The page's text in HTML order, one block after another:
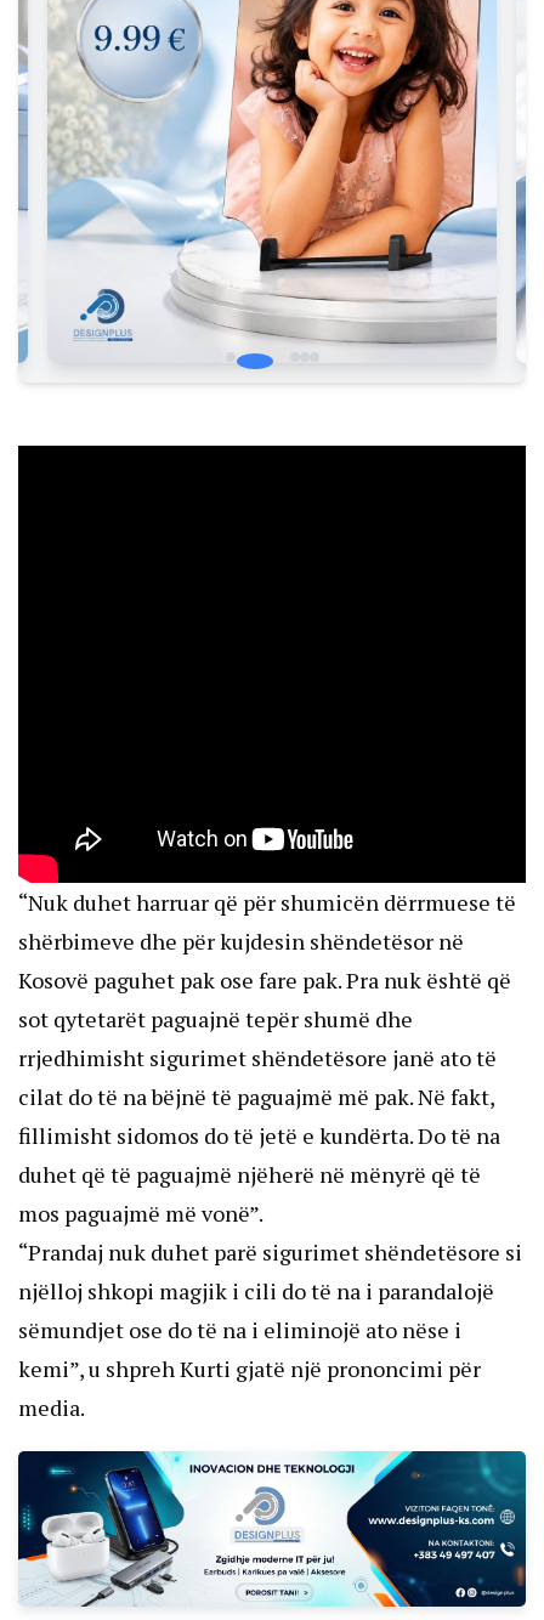
“Nuk duhet harruar që për shumicën dërrmuese të
shërbimeve dhe për kujdesin shëndetësor në
Kosovë paguhet pak ose fare pak. Pra nuk është që
sot qytetarët paguajnë tepër shumë dhe
rrjedhimisht sigurimet shëndetësore janë ato të
cilat do të na bëjnë të paguajmë më pak. Në fakt,
fillimisht sidomos do të jetë e kundërta. Do të na
duhet që të paguajmë njëherë në mënyrë që të
mos paguajmë më vonë”.
“Prandaj nuk duhet parë sigurimet shëndetësore si
njëlloj shkopi magjik i cili do të na i parandalojë
sëmundjet ose do të na i eliminojë ato nëse i
kemi”, u shpreh Kurti gjatë një prononcimi për
media.